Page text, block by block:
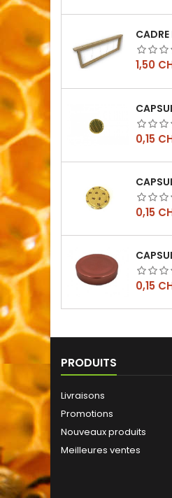
Prix
1,50
Prix
0,15
Prix
0,15
Prix
0,15
PRODUITS
Livraisons
Promotions
Nouveaux produits
Meilleures ventes